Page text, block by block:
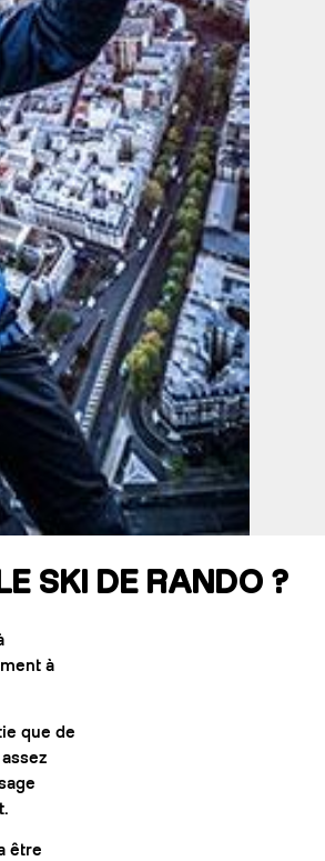
SKI DE RANDO ?
à
que de
être